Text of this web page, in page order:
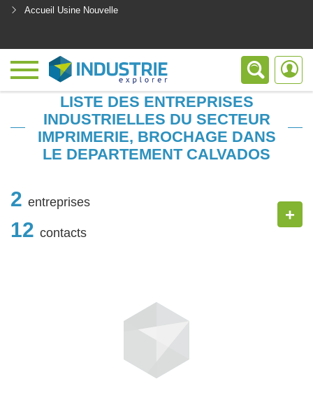
Accueil Usine Nouvelle
LISTE DES ENTREPRISES
INDUSTRIELLES DU SECTEUR
IMPRIMERIE, BROCHAGE DANS
LE DEPARTEMENT CALVADOS
2 entreprises
12 contacts
+